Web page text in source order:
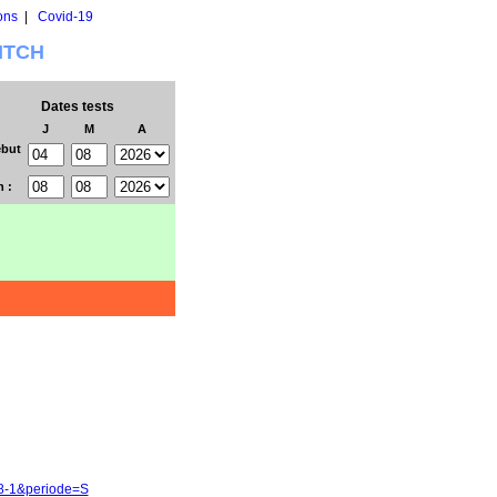
| Covid-19
Dates tests
J M
A
:
1&periode=S